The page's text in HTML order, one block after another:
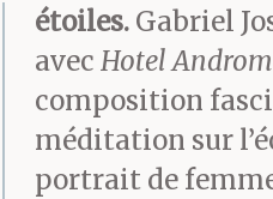
étoiles. Gabriel
avec Hotel
composition
méditation sur
portrait de